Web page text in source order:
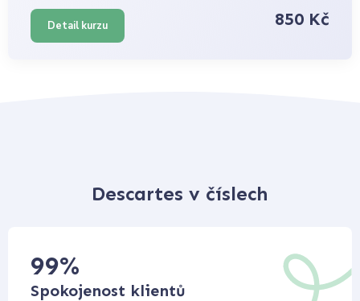
Detail kurzu 850 Kč
Descartes v číslech
99%
Spokojenost klientů